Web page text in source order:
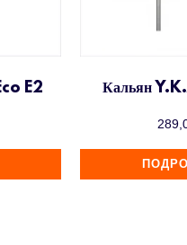
E2 Кальян